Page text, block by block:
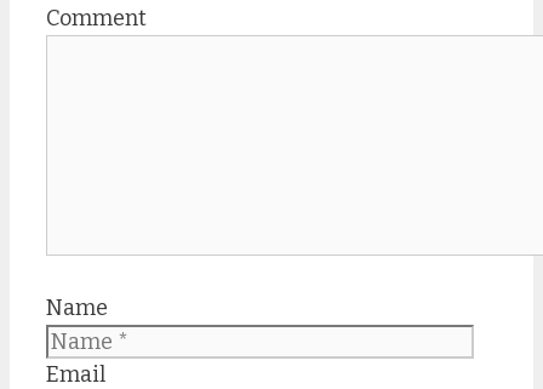
Comment
Name
Email